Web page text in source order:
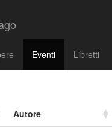
Eventi Libretti
Autore